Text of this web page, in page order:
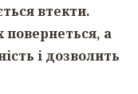
втекти.
повернеться, а
і дозволить